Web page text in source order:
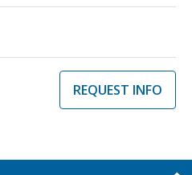
REQUEST INFO